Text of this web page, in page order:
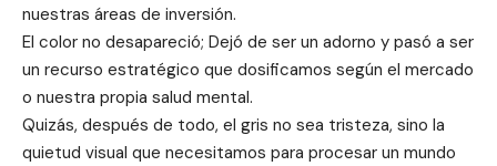
nuestras áreas de inversión.
El color no desapareció; Dejó de ser un adorno y pasó a ser
un recurso estratégico que dosificamos según el mercado
o nuestra propia salud mental.
Quizás, después de todo, el gris no sea tristeza, sino la
quietud visual que necesitamos para procesar un mundo